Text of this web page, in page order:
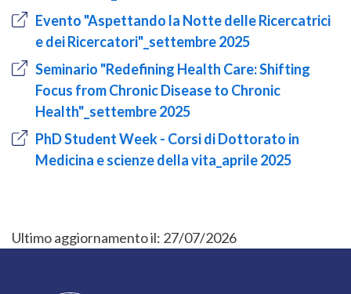
Evento "Aspettando la Notte delle Ricercatrici
e dei Ricercatori"_settembre 2025
Seminario "Redefining Health Care: Shifting
Focus from Chronic Disease to Chronic
Health"_settembre 2025
PhD Student Week - Corsi di Dottorato in
Medicina e scienze della vita_aprile 2025
Ultimo aggiornamento il: 27/07/2026